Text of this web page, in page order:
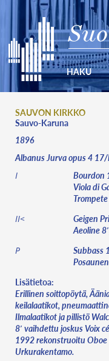
HAKU
SAUVON KIRKKO
Sauvo-Karuna
1896
Albanus Jurva opus 4
I
Bourdon
Viola di
II<
Geigen
Aeoline
P
Subbass
Lisätietoa:
Erillinen soittopöytä,
keilalaatikot,
Ilmalaatikot ja pillistö
8′ vaihdettu joskus Voix
1992 rekonstruoitu Oboe
Urkurakentamo.